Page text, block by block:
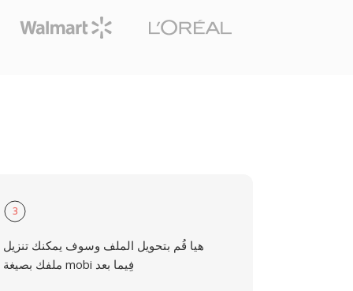
3
هيا قُم بتحويل الملف وسوف يمكنك تنزيل
ملفك بصيغة mobi فِيما بعد